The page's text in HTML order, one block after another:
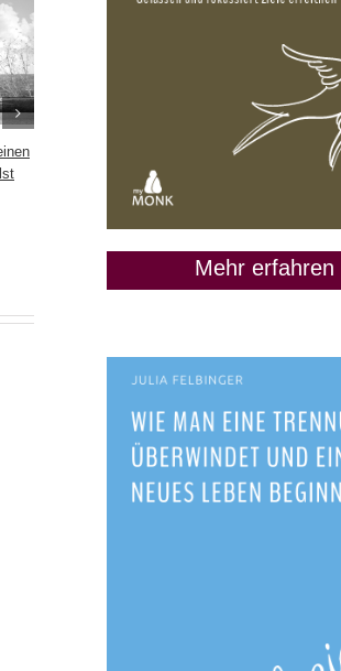
bleiben“: Wann das keine
gute Idee ist
Mehr erfahren